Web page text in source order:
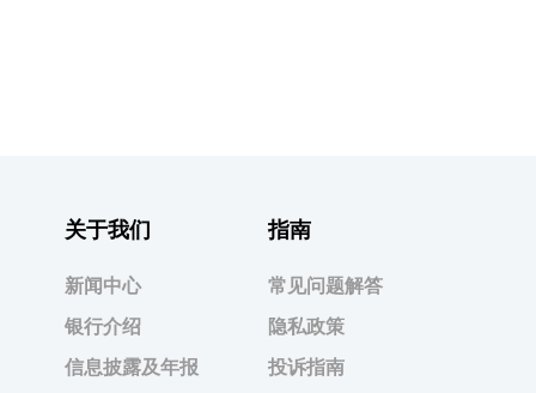
关于我们
新闻中心
银行介绍
信息披露及年报
指南
常见问题解答
隐私政策
投诉指南